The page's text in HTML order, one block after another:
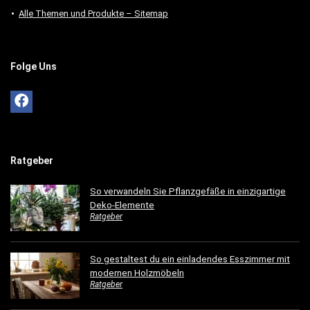
Alle Themen und Produkte – Sitemap
Folge Uns
Ratgeber
So verwandeln Sie Pflanzgefäße in einzigartige
Deko-Elemente
Ratgeber
So gestaltest du ein einladendes Esszimmer mit
modernen Holzmöbeln
Ratgeber